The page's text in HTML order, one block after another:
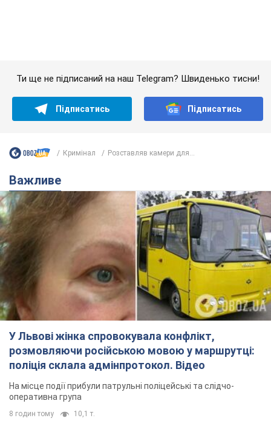
У Львові жінка спровокувала конфлікт,
розмовляючи російською мовою у маршрутці:
поліція склала адмінпротокол. Відео
На місце події прибули патрульні поліцейські та слідчо-
оперативна група
10,1 т.
"Воюють, бо дурні": у Чернівцях
водій автобуса зневажив
українських військових і поплатився.
Відео
та образ військових